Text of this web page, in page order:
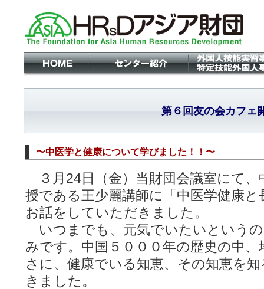
第６回友の会カフェ
〜中医学と健康について学びました！！〜
３月24日（金）当財団会議室にて、
授である王少麗講師に「中医学健康
お話をしていただきました。
いつまでも、元気でいたいという
みです。中国５０００年の歴史の中
さに、健康でいる知恵、その知恵を
きました。